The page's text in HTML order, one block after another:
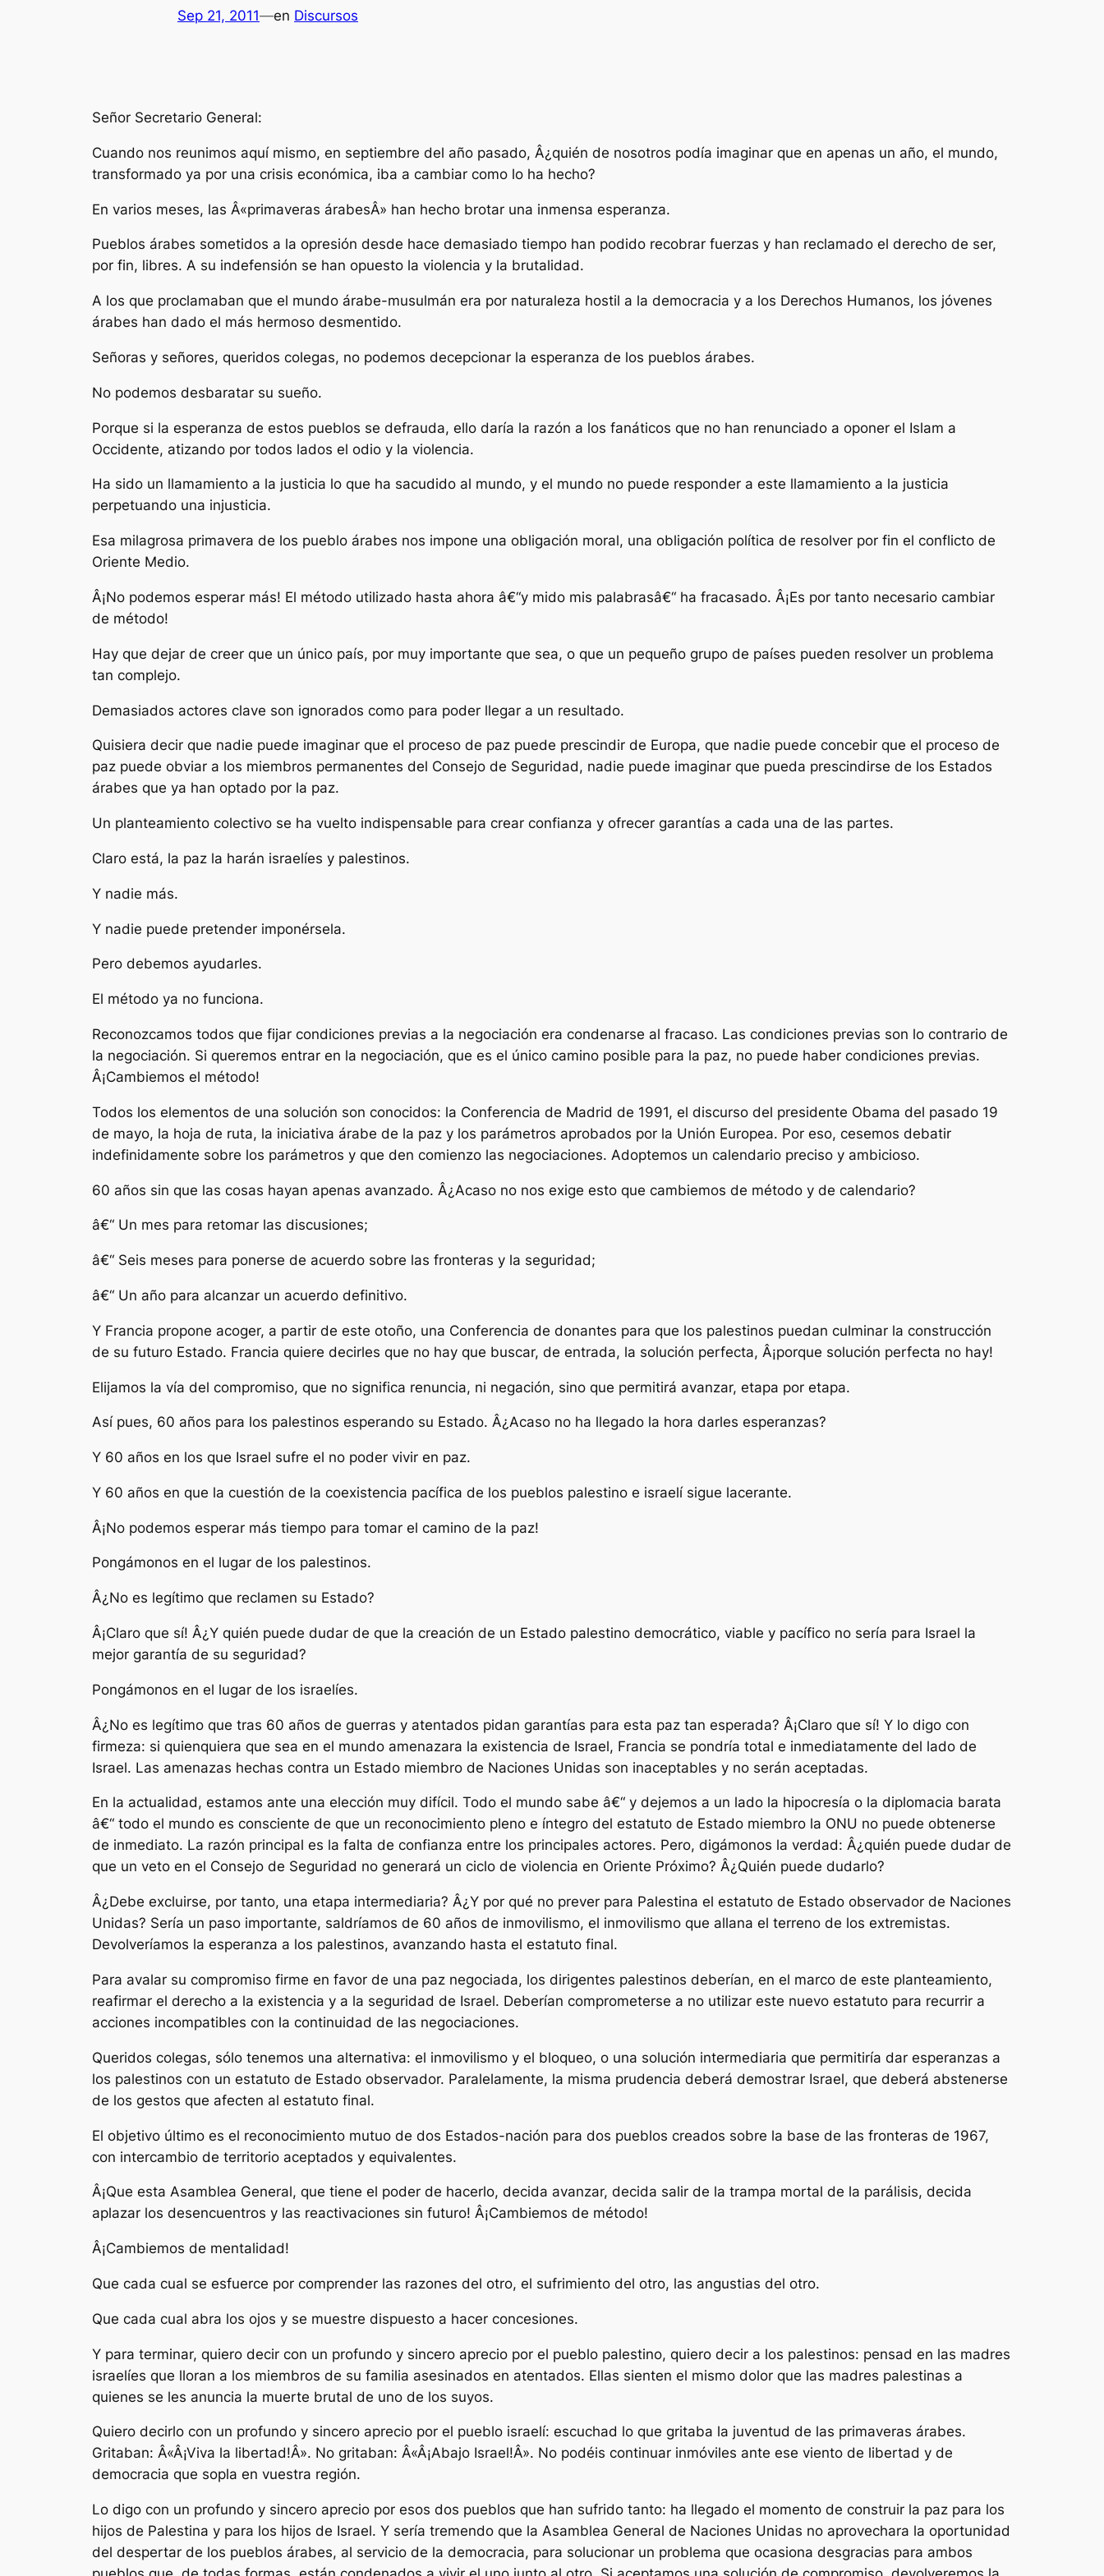
Sep 21, 2011—en Discursos
Señor Secretario General:
Cuando nos reunimos aquí mismo, en septiembre del año pasado, Â¿quién de nosotros podía imaginar que en apenas un año, el mundo,
transformado ya por una crisis económica, iba a cambiar como lo ha hecho?
En varios meses, las Â«primaveras árabesÂ» han hecho brotar una inmensa esperanza.
Pueblos árabes sometidos a la opresión desde hace demasiado tiempo han podido recobrar fuerzas y han reclamado el derecho de ser,
por fin, libres. A su indefensión se han opuesto la violencia y la brutalidad.
A los que proclamaban que el mundo árabe-musulmán era por naturaleza hostil a la democracia y a los Derechos Humanos, los jóvenes
árabes han dado el más hermoso desmentido.
Señoras y señores, queridos colegas, no podemos decepcionar la esperanza de los pueblos árabes.
No podemos desbaratar su sueño.
Porque si la esperanza de estos pueblos se defrauda, ello daría la razón a los fanáticos que no han renunciado a oponer el Islam a
Occidente, atizando por todos lados el odio y la violencia.
Ha sido un llamamiento a la justicia lo que ha sacudido al mundo, y el mundo no puede responder a este llamamiento a la justicia
perpetuando una injusticia.
Esa milagrosa primavera de los pueblo árabes nos impone una obligación moral, una obligación política de resolver por fin el conflicto de
Oriente Medio.
Â¡No podemos esperar más! El método utilizado hasta ahora â€“y mido mis palabrasâ€“ ha fracasado. Â¡Es por tanto necesario cambiar
de método!
Hay que dejar de creer que un único país, por muy importante que sea, o que un pequeño grupo de países pueden resolver un problema
tan complejo.
Demasiados actores clave son ignorados como para poder llegar a un resultado.
Quisiera decir que nadie puede imaginar que el proceso de paz puede prescindir de Europa, que nadie puede concebir que el proceso de
paz puede obviar a los miembros permanentes del Consejo de Seguridad, nadie puede imaginar que pueda prescindirse de los Estados
árabes que ya han optado por la paz.
Un planteamiento colectivo se ha vuelto indispensable para crear confianza y ofrecer garantías a cada una de las partes.
Claro está, la paz la harán israelíes y palestinos.
Y nadie más.
Y nadie puede pretender imponérsela.
Pero debemos ayudarles.
El método ya no funciona.
Reconozcamos todos que fijar condiciones previas a la negociación era condenarse al fracaso. Las condiciones previas son lo contrario de
la negociación. Si queremos entrar en la negociación, que es el único camino posible para la paz, no puede haber condiciones previas.
Â¡Cambiemos el método!
Todos los elementos de una solución son conocidos: la Conferencia de Madrid de 1991, el discurso del presidente Obama del pasado 19
de mayo, la hoja de ruta, la iniciativa árabe de la paz y los parámetros aprobados por la Unión Europea. Por eso, cesemos debatir
indefinidamente sobre los parámetros y que den comienzo las negociaciones. Adoptemos un calendario preciso y ambicioso.
60 años sin que las cosas hayan apenas avanzado. Â¿Acaso no nos exige esto que cambiemos de método y de calendario?
â€“ Un mes para retomar las discusiones;
â€“ Seis meses para ponerse de acuerdo sobre las fronteras y la seguridad;
â€“ Un año para alcanzar un acuerdo definitivo.
Y Francia propone acoger, a partir de este otoño, una Conferencia de donantes para que los palestinos puedan culminar la construcción
de su futuro Estado. Francia quiere decirles que no hay que buscar, de entrada, la solución perfecta, Â¡porque solución perfecta no hay!
Elijamos la vía del compromiso, que no significa renuncia, ni negación, sino que permitirá avanzar, etapa por etapa.
Así pues, 60 años para los palestinos esperando su Estado. Â¿Acaso no ha llegado la hora darles esperanzas?
Y 60 años en los que Israel sufre el no poder vivir en paz.
Y 60 años en que la cuestión de la coexistencia pacífica de los pueblos palestino e israelí sigue lacerante.
Â¡No podemos esperar más tiempo para tomar el camino de la paz!
Pongámonos en el lugar de los palestinos.
Â¿No es legítimo que reclamen su Estado?
Â¡Claro que sí! Â¿Y quién puede dudar de que la creación de un Estado palestino democrático, viable y pacífico no sería para Israel la
mejor garantía de su seguridad?
Pongámonos en el lugar de los israelíes.
Â¿No es legítimo que tras 60 años de guerras y atentados pidan garantías para esta paz tan esperada? Â¡Claro que sí! Y lo digo con
firmeza: si quienquiera que sea en el mundo amenazara la existencia de Israel, Francia se pondría total e inmediatamente del lado de
Israel. Las amenazas hechas contra un Estado miembro de Naciones Unidas son inaceptables y no serán aceptadas.
En la actualidad, estamos ante una elección muy difícil. Todo el mundo sabe â€“ y dejemos a un lado la hipocresía o la diplomacia barata
â€“ todo el mundo es consciente de que un reconocimiento pleno e íntegro del estatuto de Estado miembro la ONU no puede obtenerse
de inmediato. La razón principal es la falta de confianza entre los principales actores. Pero, digámonos la verdad: Â¿quién puede dudar de
que un veto en el Consejo de Seguridad no generará un ciclo de violencia en Oriente Próximo? Â¿Quién puede dudarlo?
Â¿Debe excluirse, por tanto, una etapa intermediaria? Â¿Y por qué no prever para Palestina el estatuto de Estado observador de Naciones
Unidas? Sería un paso importante, saldríamos de 60 años de inmovilismo, el inmovilismo que allana el terreno de los extremistas.
Devolveríamos la esperanza a los palestinos, avanzando hasta el estatuto final.
Para avalar su compromiso firme en favor de una paz negociada, los dirigentes palestinos deberían, en el marco de este planteamiento,
reafirmar el derecho a la existencia y a la seguridad de Israel. Deberían comprometerse a no utilizar este nuevo estatuto para recurrir a
acciones incompatibles con la continuidad de las negociaciones.
Queridos colegas, sólo tenemos una alternativa: el inmovilismo y el bloqueo, o una solución intermediaria que permitiría dar esperanzas a
los palestinos con un estatuto de Estado observador. Paralelamente, la misma prudencia deberá demostrar Israel, que deberá abstenerse
de los gestos que afecten al estatuto final.
El objetivo último es el reconocimiento mutuo de dos Estados-nación para dos pueblos creados sobre la base de las fronteras de 1967,
con intercambio de territorio aceptados y equivalentes.
Â¡Que esta Asamblea General, que tiene el poder de hacerlo, decida avanzar, decida salir de la trampa mortal de la parálisis, decida
aplazar los desencuentros y las reactivaciones sin futuro! Â¡Cambiemos de método!
Â¡Cambiemos de mentalidad!
Que cada cual se esfuerce por comprender las razones del otro, el sufrimiento del otro, las angustias del otro.
Que cada cual abra los ojos y se muestre dispuesto a hacer concesiones.
Y para terminar, quiero decir con un profundo y sincero aprecio por el pueblo palestino, quiero decir a los palestinos: pensad en las madres
israelíes que lloran a los miembros de su familia asesinados en atentados. Ellas sienten el mismo dolor que las madres palestinas a
quienes se les anuncia la muerte brutal de uno de los suyos.
Quiero decirlo con un profundo y sincero aprecio por el pueblo israelí: escuchad lo que gritaba la juventud de las primaveras árabes.
Gritaban: Â«Â¡Viva la libertad!Â». No gritaban: Â«Â¡Abajo Israel!Â». No podéis continuar inmóviles ante ese viento de libertad y de
democracia que sopla en vuestra región.
Lo digo con un profundo y sincero aprecio por esos dos pueblos que han sufrido tanto: ha llegado el momento de construir la paz para los
hijos de Palestina y para los hijos de Israel. Y sería tremendo que la Asamblea General de Naciones Unidas no aprovechara la oportunidad
del despertar de los pueblos árabes, al servicio de la democracia, para solucionar un problema que ocasiona desgracias para ambos